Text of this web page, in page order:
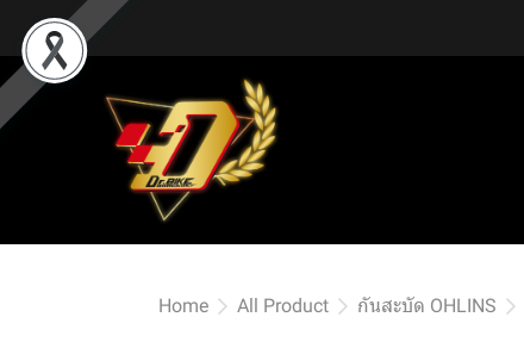
Home All Product กันสะบัด OHLINS